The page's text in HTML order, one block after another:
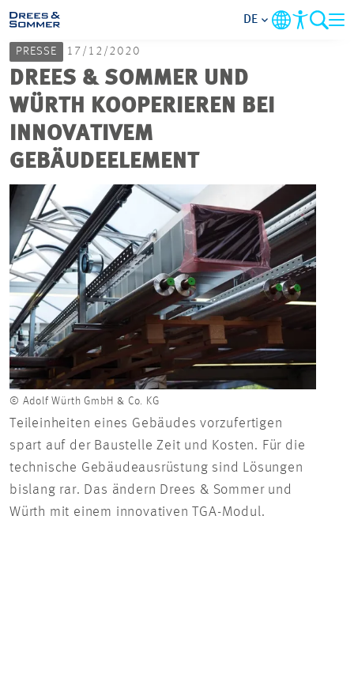
MARKETS
SERVICES
UNTERNEHMEN
IM FOKUS
KARRIERE
PROJEKTE
KONTAKT
DE
PRESSE 17/12/2020
DREES & SOMMER UND
WÜRTH KOOPERIEREN BEI
INNOVATIVEM
GEBÄUDEELEMENT
© Adolf Würth GmbH & Co. KG
Teileinheiten eines Gebäudes vorzufertigen
spart auf der Baustelle Zeit und Kosten. Für die
technische Gebäudeausrüstung sind Lösungen
bislang rar. Das ändern Drees & Sommer und
Würth mit einem innovativen TGA-Modul.